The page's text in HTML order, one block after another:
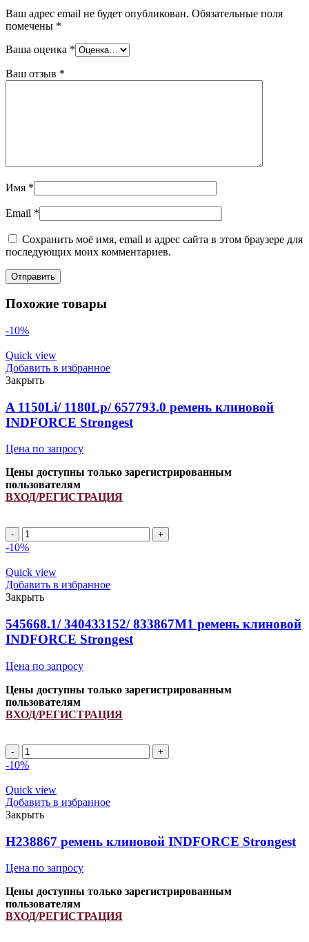
Ваш адрес email не будет опубликован. Обязательные поля
помечены *
Ваша оценка *
Ваш отзыв *
Имя *
Email *
Сохранить моё имя, email и адрес сайта в этом браузере для
последующих моих комментариев.
Похожие товары
-10%
Quick view
Добавить в избранное
Закрыть
A 1150Li/ 1180Lp/ 657793.0 ремень клиновой
INDFORCE Strongest
Цена по запросу
Цены доступны только зарегистрированным
пользователям
ВХОД/РЕГИСТРАЦИЯ
-10%
Quick view
Добавить в избранное
Закрыть
545668.1/ 340433152/ 833867M1 ремень клиновой
INDFORCE Strongest
Цена по запросу
Цены доступны только зарегистрированным
пользователям
ВХОД/РЕГИСТРАЦИЯ
-10%
Quick view
Добавить в избранное
Закрыть
H238867 ремень клиновой INDFORCE Strongest
Цена по запросу
Цены доступны только зарегистрированным
пользователям
ВХОД/РЕГИСТРАЦИЯ